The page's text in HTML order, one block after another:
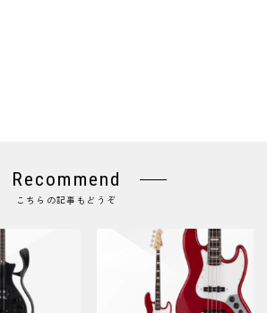
Recommend
こちらの記事もどうぞ